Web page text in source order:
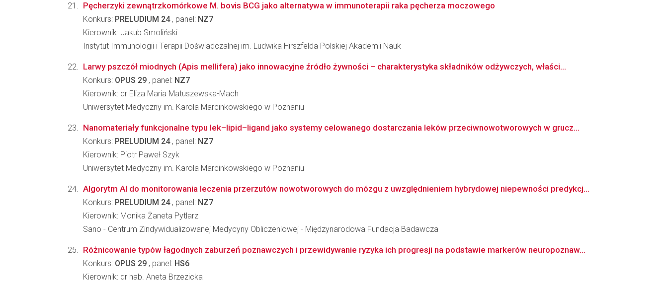
Pęcherzyki zewnątrzkomórkowe M. bovis BCG jako alternatywa w immunoterapii raka pęcherza moczowego
Konkurs: PRELUDIUM 24, panel: NZ7
Kierownik: Jakub Smoliński
Instytut Immunologii i Terapii Doświadczalnej im. Ludwika Hirszfelda Polskiej Akademii Nauk
Larwy pszczół miodnych (Apis mellifera) jako innowacyjne źródło żywności – charakterystyka składników odżywczych, właści...
Konkurs: OPUS 29 , panel: NZ7
Kierownik: dr Eliza Maria Matuszewska-Mach
Uniwersytet Medyczny im. Karola Marcinkowskiego w Poznaniu
Nanomateriały funkcjonalne typu lek–lipid–ligand jako systemy celowanego dostarczania leków przeciwnowotworowych w grucz...
Konkurs: PRELUDIUM 24, panel: NZ7
Kierownik: Piotr Paweł Szyk
Uniwersytet Medyczny im. Karola Marcinkowskiego w Poznaniu
Algorytm AI do monitorowania leczenia przerzutów nowotworowych do mózgu z uwzględnieniem hybrydowej niepewności predykcj...
Konkurs: PRELUDIUM 24, panel: NZ7
Kierownik: Monika Żaneta Pytlarz
Sano - Centrum Zindywidualizowanej Medycyny Obliczeniowej - Międzynarodowa Fundacja Badawcza
Różnicowanie typów łagodnych zaburzeń poznawczych i przewidywanie ryzyka ich progresji na podstawie markerów neuropoznaw...
Konkurs: OPUS 29 , panel: HS6
Kierownik: dr hab. Aneta Brzezicka